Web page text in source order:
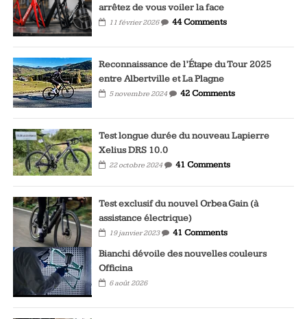
arrêtez de vous voiler la face
11 février 2026 44 Comments
Reconnaissance de l’Étape du Tour 2025
entre Albertville et La Plagne
5 novembre 2024 42 Comments
Test longue durée du nouveau Lapierre
Xelius DRS 10.0
22 octobre 2024 41 Comments
Test exclusif du nouvel Orbea Gain (à
assistance électrique)
19 janvier 2023
41 Comments
Bianchi dévoile des nouvelles couleurs
Officina
6 août 2026